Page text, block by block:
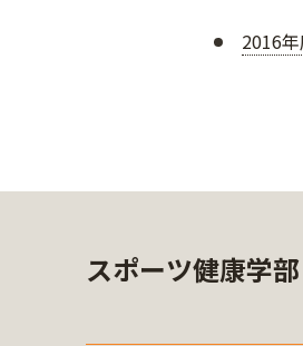
2016
スポーツ健康学部